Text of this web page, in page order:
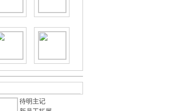
待明主记